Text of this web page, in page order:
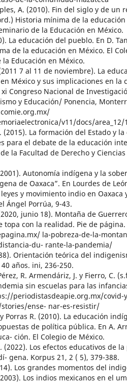
A. (2010). Fin del siglo y de un
Historia mínima de la
de la Educación en México.
La educación del pueblo. En D.
de la educación en México. El
Educación en México.
7 al 11 de noviembre). La
México y sus implicaciones en la
Congreso Nacional de
y Educación/ Ponencia,
v11/docs/area_12/
(2015). La formación del Estado y
para el debate de la educación
la Facultad de Derecho y
Autonomía indígena y la
de Oaxaca”. En Lourdes de
y movimiento indio en Oaxaca
Ángel Porrúa, 9-43.
junio 18). Montaña de
topa con la realidad. Pie de página.
la-pobreza-de-la-
du- rante-la-pandemia/
Orientación teórica del
años. ini, 236-250.
R. Armendáriz, J. y Fierro, C.
sin escuelas para las
periodistasdeapie.org.mx/covid-
ense- nar-es-resistir/
Porras R. (2010). La educación
de política pública. En A.
ción. El Colegio de México.
(2022). Los efectos educativos de
gena. Korpus 21, 2 ( 5), 379-388.
Los grandes momentos del
Los indios mexicanos en el